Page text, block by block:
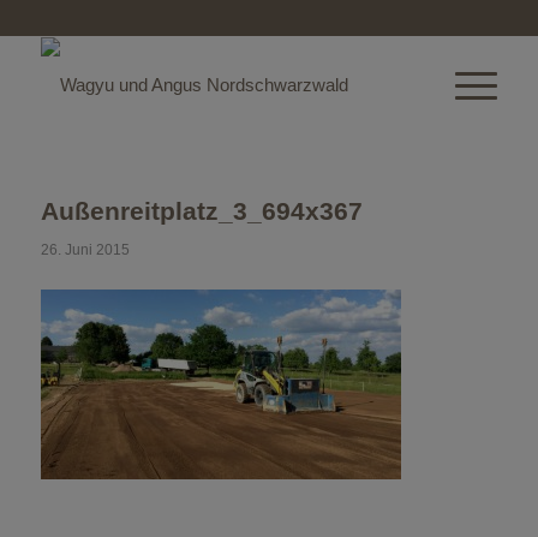
Außenreitplatz_3_694x367
26. Juni 2015